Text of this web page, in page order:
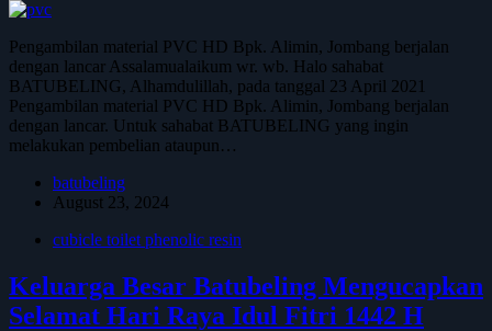
Pengambilan material PVC HD Bpk. Alimin, Jombang berjalan
dengan lancar Assalamualaikum wr. wb. Halo sahabat
BATUBELING, Alhamdulillah, pada tanggal 23 April 2021
Pengambilan material PVC HD Bpk. Alimin, Jombang berjalan
dengan lancar. Untuk sahabat BATUBELING yang ingin
melakukan pembelian ataupun…
batubeling
August 23, 2024
cubicle toilet phenolic resin
Keluarga Besar Batubeling Mengucapkan
Selamat Hari Raya Idul Fitri 1442 H